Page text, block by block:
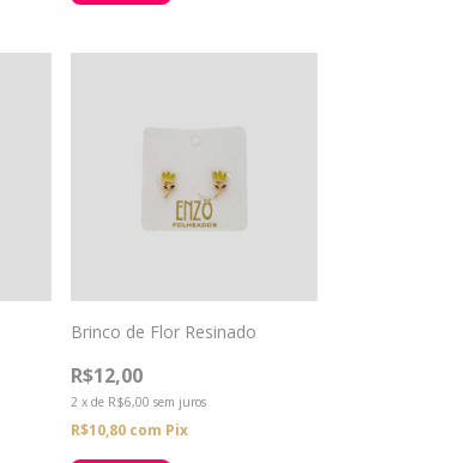
Brinco de Flor Resinado
R$12,00
2 x de R$6,00 sem juros
R$10,80 com Pix